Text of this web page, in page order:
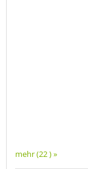
mehr (22 ) »